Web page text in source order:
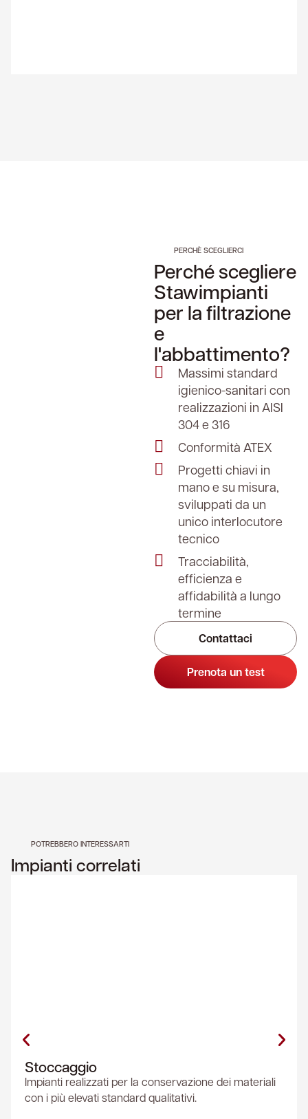
PERCHÈ SCEGLIERCI
Perché scegliere
Stawimpianti
per la filtrazione
e
l'abbattimento?
Massimi standard
igienico-sanitari con
realizzazioni in AISI
304 e 316
Conformità ATEX
Progetti chiavi in
mano e su misura,
sviluppati da un
unico interlocutore
tecnico
Tracciabilità,
efficienza e
affidabilità a lungo
termine
Contattaci
Prenota un test
POTREBBERO INTERESSARTI
Impianti correlati
Stoccaggio
Impianti realizzati per la conservazione dei materiali
con i più elevati standard qualitativi.